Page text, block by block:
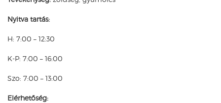
Nyitva tartás:
H: 7:00 – 12:30
K-P: 7:00 – 16:00
Szo: 7:00 – 13:00
Elérhetőség: